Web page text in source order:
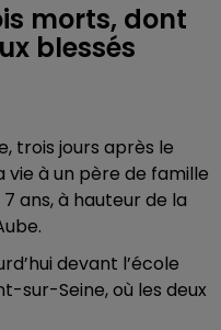
morts, dont
blessés
trois jours après le
à un père de famille
ans, à hauteur de la
devant l’école
sur-Seine, où les deux